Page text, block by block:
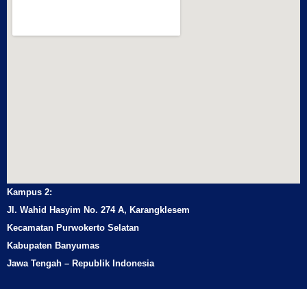
Kampus 2:
Jl. Wahid Hasyim No. 274 A, Karangklesem
Kecamatan Purwokerto Selatan
Kabupaten Banyumas
Jawa Tengah – Republik Indonesia